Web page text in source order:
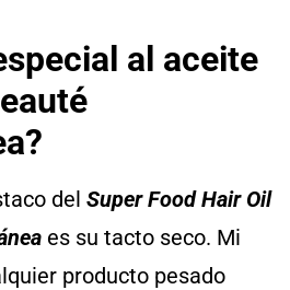
al aceite
del Super Food Hair Oil
es su tacto seco. Mi
producto pesado